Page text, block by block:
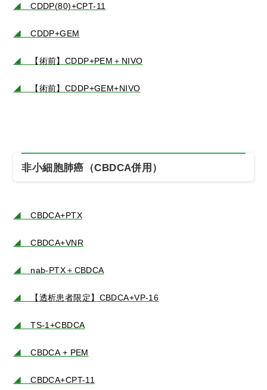
◢CDDP(80)+CPT-11
◢CDDP+GEM
◢ 【術前】CDDP+PEM＋NIVO
◢ 【術前】CDDP+GEM+NIVO
非小細胞肺癌（CBDCA併用）
◢CBDCA+PTX
◢CBDCA+VNR
◢ nab-PTX＋CBDCA
◢ 【透析患者限定】CBDCA+VP-16
◢TS-1+CBDCA
◢CBDCA + PEM
◢CBDCA+CPT-11